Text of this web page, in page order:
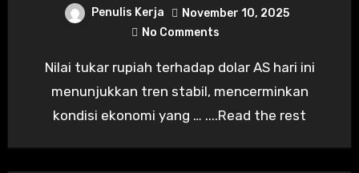
Penulis Kerja
November 10, 2025
No Comments
Nilai tukar rupiah terhadap dolar AS hari ini
menunjukkan tren stabil, mencerminkan
kondisi ekonomi yang … ....Read the rest